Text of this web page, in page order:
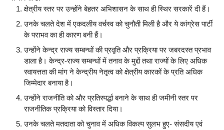
क्षेत्रीय स्तर पर उन्होंने बेहतर अभिशासन के साथ ही स्थिर सरकारें दी हैं।
उनके चलते देश में एकदलीय वर्चस्व को चुनौती मिली है और ये कांग्रेस पार्टी
के पराभव का ही कारण बनी हैं।
उन्होंने केन्द्र राज्य सम्बन्धों की प्रवृति और प्रक्रिया पर जबरदस्त प्रभाव
डाला है। केन्द्र-राज्य सम्बन्धों में तनाव के मुद्दों तथा राज्यों के लिए अधिक
स्वायत्तता की मांग ने केन्द्रीय नेतृत्व को क्षेत्रीय कारकों के प्रति अधिक
जिम्मेदार बनाया है।
उन्होंने राजनीति को और प्रतिस्पर्द्धा बनाने के साथ ही जमीनी स्तर पर
राजनीतिक प्रक्रिया को विस्तार दिया।
उनके चलते मतदाता को चुनाव में अधिक विकल्प सुलभ हुए- संसदीय एवं